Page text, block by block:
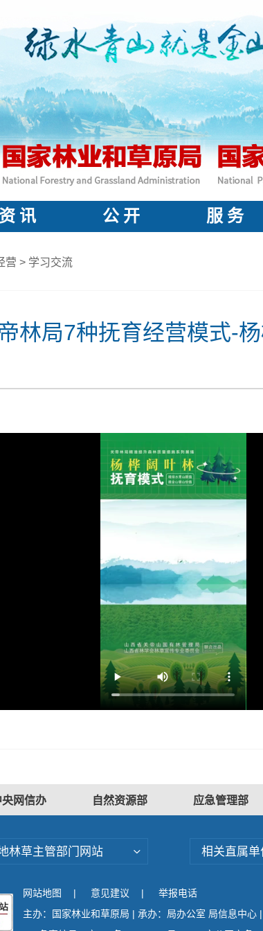
资 讯 公 开 服 务
营 > 学习交流
林局7种抚育经营模式-
央网信办 自然资源部 应急管理部
林草主管部门网站 相关直属
网站地图 | 意见建议 |
举报电话
主办：国家林业和草原局 | 承办：局办公室 局信息中心